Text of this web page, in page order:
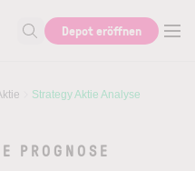
Suche nach Aktie, Autor...
Depot eröffnen
Strategy Aktie Analyse
PROGNOSE